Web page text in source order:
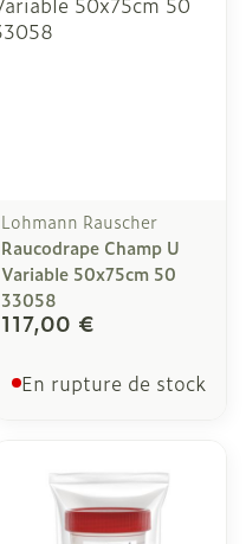
Lohmann Rauscher
Raucodrape Champ U
Variable 50x75cm 50
33058
117,00 €
En rupture de stock